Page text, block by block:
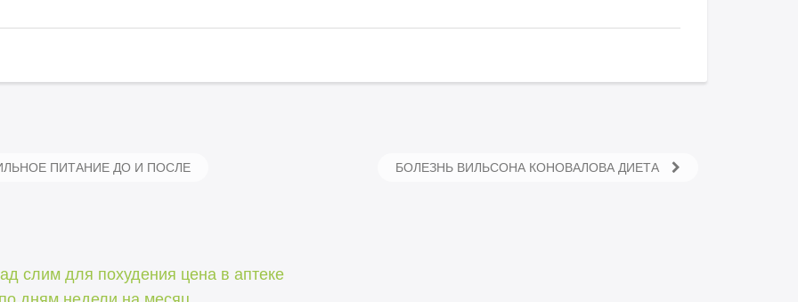
ПИТАНИЕ ДО И ПОСЛЕ БОЛЕЗНЬ ВИЛЬСОНА КОНОВАЛОВА ДИЕТА
слим для похудения цена в аптеке